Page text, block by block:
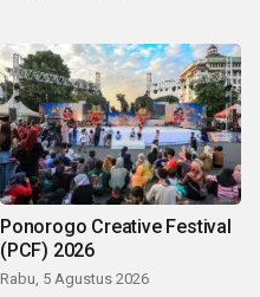
Ponorogo Creative Festival
(PCF) 2026
Rabu, 5 Agustus 2026